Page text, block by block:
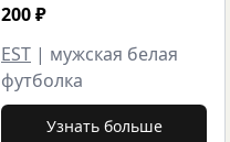
200₽
EST | мужская белая
футболка
Узнать больше